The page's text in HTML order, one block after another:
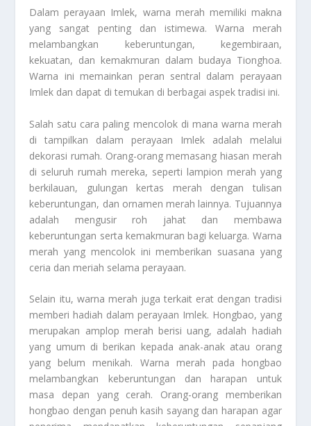
Dalam perayaan Imlek, warna merah memiliki makna
yang sangat penting dan istimewa. Warna merah
melambangkan keberuntungan, kegembiraan,
kekuatan, dan kemakmuran dalam budaya Tionghoa.
Warna ini memainkan peran sentral dalam perayaan
Imlek dan dapat di temukan di berbagai aspek tradisi ini.
Salah satu cara paling mencolok di mana warna merah
di tampilkan dalam perayaan Imlek adalah melalui
dekorasi rumah. Orang-orang memasang hiasan merah
di seluruh rumah mereka, seperti lampion merah yang
berkilauan, gulungan kertas merah dengan tulisan
keberuntungan, dan ornamen merah lainnya. Tujuannya
adalah mengusir roh jahat dan membawa
keberuntungan serta kemakmuran bagi keluarga. Warna
merah yang mencolok ini memberikan suasana yang
ceria dan meriah selama perayaan.
Selain itu, warna merah juga terkait erat dengan tradisi
memberi hadiah dalam perayaan Imlek. Hongbao, yang
merupakan amplop merah berisi uang, adalah hadiah
yang umum di berikan kepada anak-anak atau orang
yang belum menikah. Warna merah pada hongbao
melambangkan keberuntungan dan harapan untuk
masa depan yang cerah. Orang-orang memberikan
hongbao dengan penuh kasih sayang dan harapan agar